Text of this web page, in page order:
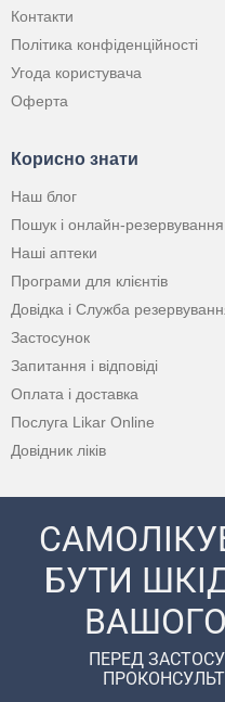
Контакти
Політика конфіденційності
Угода користувача
Оферта
Корисно знати
Наш блог
Пошук і онлайн-резервування
Наші аптеки
Програми для клієнтів
Довідка і Служба
Застосунок
Запитання і відповіді
Оплата і доставка
Послуга Likar Online
Довідник ліків
БУТИ
ПЕРЕД